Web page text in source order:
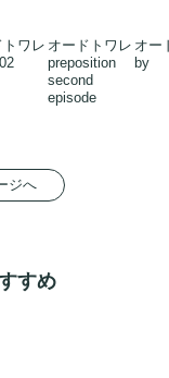
トワレ オードトワレ
preposition
second
episode
オー
by
ジへ
すめ